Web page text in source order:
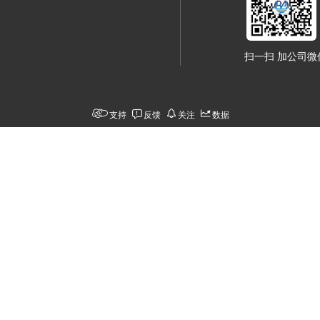
扫一扫 加公司微
支持 反馈 关注 数据